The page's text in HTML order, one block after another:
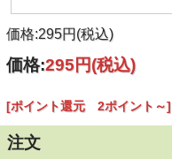
価格:295円(税込)
価格:295円(税込)
[ポイント還元 2ポイント～]
注文